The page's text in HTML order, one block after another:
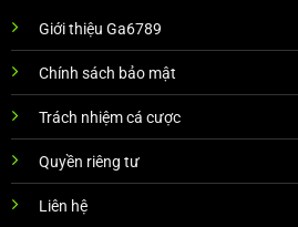
Giới thiệu Ga6789
Chính sách bảo mật
Trách nhiệm cá cược
Quyền riêng tư
Liên hệ